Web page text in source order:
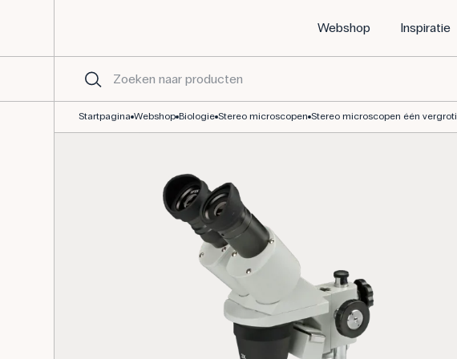
Webshop Inspiratie
Startpagina Webshop Biologie Stereo microscopen Stereo microscopen één